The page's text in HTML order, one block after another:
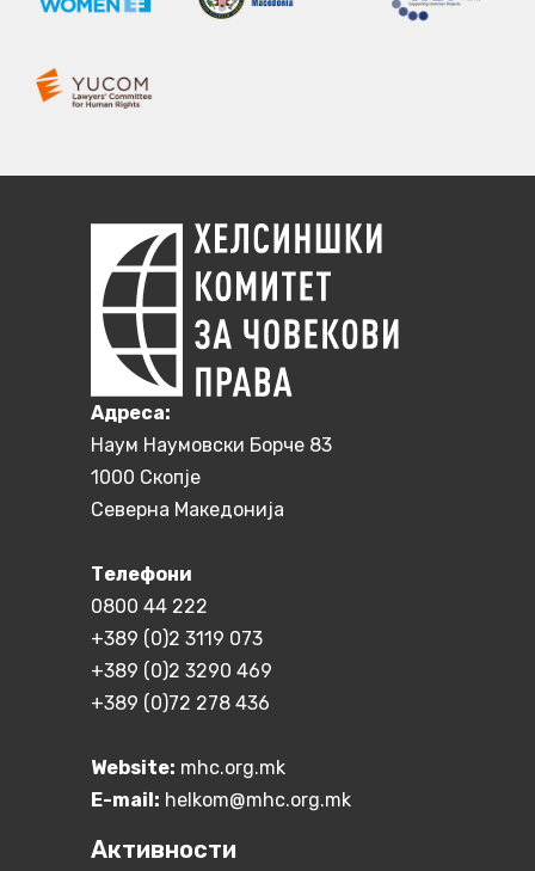
Aдреса:
Наум Наумовски Борче 83
1000 Скопје
Северна Македонија
Телефони
0800 44 222
+389 (0)2 3119 073
+389 (0)2 3290 469
+389 (0)72 278 436
Website: mhc.org.mk
E-mail: helkom@mhc.org.mk
Активности